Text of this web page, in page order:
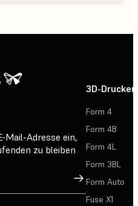
Mail-Adresse ein,
zu bleiben
Registrieren
3D-Drucker
Form 4
Form 4B
Form 4L
Form 3BL
Form Auto
Fuse X1